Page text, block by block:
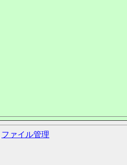
ファイル管理